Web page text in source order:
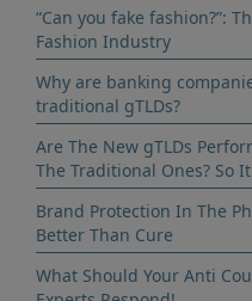
“Can you fake fashion?”:
Fashion Industry
Why are banking
traditional gTLDs?
Are The New gTLDs
The Traditional Ones? So
Brand Protection In The
Better Than Cure
What Should Your Anti